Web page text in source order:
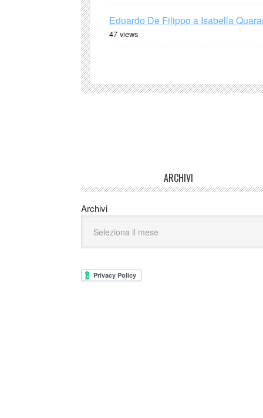
Eduardo De Filippo a Isabella
47 views
ARCHIVI
Archivi